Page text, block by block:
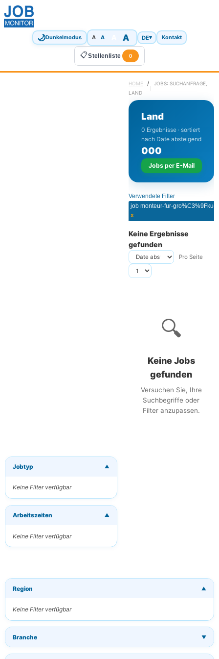
🌙Dunkelmodus A A A DE▾ Kontakt
📋Stellenliste 0
HOME /
JOBS: SUCHANFRAGE,
LAND
Land
0 Ergebnisse · sortiert
nach Date absteigend
000
Jobs per E-Mail
Verwendete Filter
x
Keine Ergebnisse
gefunden
Pro Seite
🔍
Keine Jobs
gefunden
Versuchen Sie, Ihre
Suchbegriffe oder
Filter anzupassen.
Jobtyp ▼
Keine Filter verfügbar
Arbeitszeiten ▼
Keine Filter verfügbar
Region ▼
Keine Filter verfügbar
Branche ▼